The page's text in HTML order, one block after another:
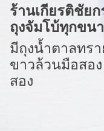
ร้านเกียรติชัย
ถุงจัมโบ้ทุกขน
มีถุงน้ำตาลทร
ขาวล้วนมือสอ
สอง